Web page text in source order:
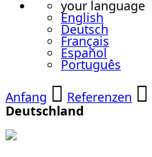
your language
English
Deutsch
Français
Español
Português
Anfang
Referenzen
Deutschland